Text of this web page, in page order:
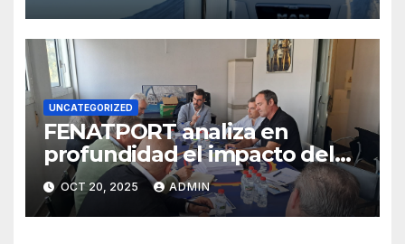
UNCATEGORIZED
FENATPORT analiza en
profundidad el impacto del
aumento de masas y
dimensiones en el transporte
portuario.
OCT 20, 2025 ADMIN